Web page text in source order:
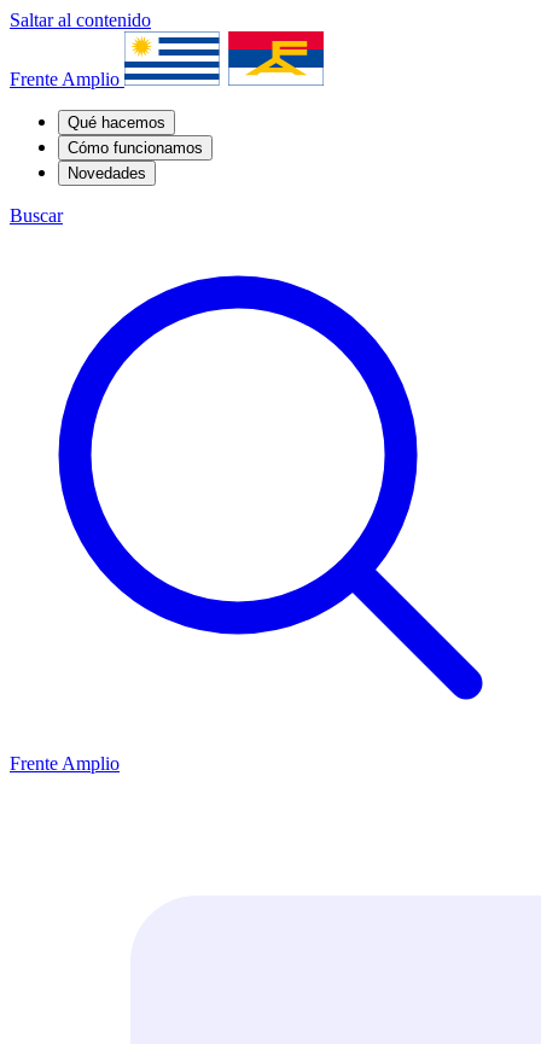
Saltar al contenido
Frente Amplio
Qué hacemos
Cómo funcionamos
Novedades
Buscar
Frente Amplio